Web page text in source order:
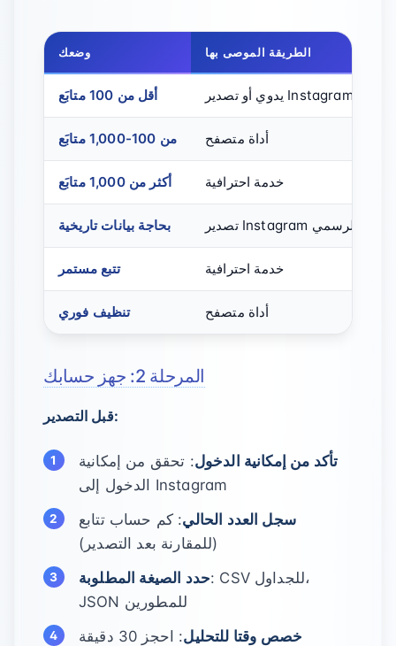
وضعك الطريقة الموصى بها
أقل من 100 متابَع
من 100-1,000 متابَع أداة متصفح
أكثر من 1,000 متابَع خدمة احترافية
بحاجة بيانات تاريخية تصدير Instagram الرسمي
تتبع مستمر خدمة احترافية
تنظيف فوري أداة متصفح
المرحلة 2: جهز حسابك
قبل التصدير:
تأكد من إمكانية الدخول: تحقق من إمكانية
الدخول إلى Instagram
سجل العدد الحالي: كم حساب تتابع
(للمقارنة بعد التصدير)
حدد الصيغة المطلوبة: CSV للجداول،
JSON للمطورين
خصص وقتا للتحليل
: احجز 30 دقيقة